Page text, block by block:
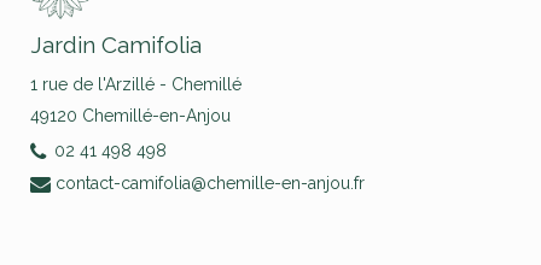
Jardin Camifolia
1 rue de l'Arzillé - Chemillé
49120 Chemillé-en-Anjou
02 41 498 498
contact-camifolia@chemille-en-anjou.fr